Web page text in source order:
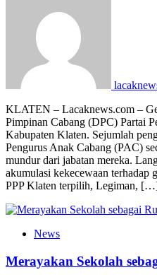
KLATEN – Lacaknews.com –
Pimpinan Cabang (DPC) Partai
Kabupaten Klaten. Sejumlah
Pengurus Anak Cabang (PAC)
mundur dari jabatan mereka.
akumulasi kekecewaan terhadap
PPP Klaten terpilih, Legiman,
News
Merayakan Sekolah